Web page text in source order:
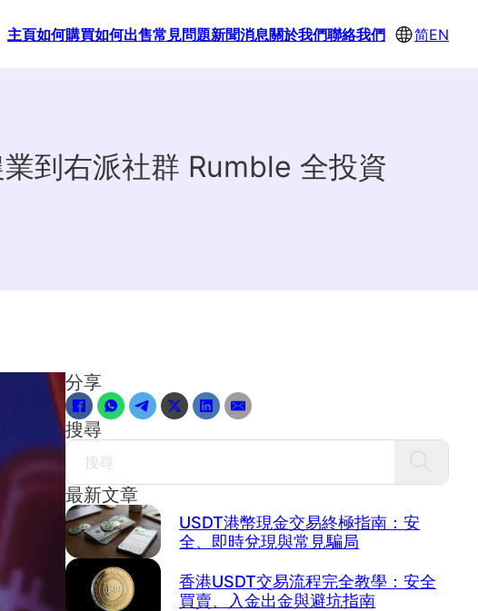
主頁如何購買如何出售常見問題新聞消息關於我們聯絡我們 简EN
到右派社群 Rumble 全投資
分享
搜尋
Search
最新文章
USDT港幣現金交易終極指南：安
全、即時兌現與常見騙局
香港USDT交易流程完全教學：安全
買賣、入金出金與避坑指南